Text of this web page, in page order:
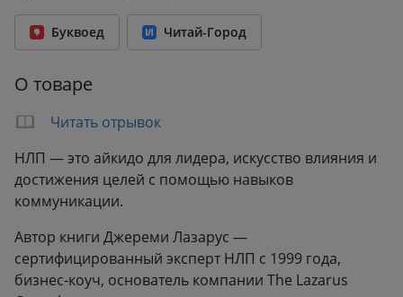
Год издания: 2021
Количество страниц: 384
Бумага: офсет
Формат: 116x180 мм
Буквоед Читай-Город
О товаре
Читать отрывок
НЛП — это айкидо для лидера, искусство влияния и
достижения целей с помощью навыков
коммуникации.
Автор книги Джереми Лазарус —
сертифицированный эксперт НЛП с 1999 года,
бизнес-коуч, основатель компании The Lazarus